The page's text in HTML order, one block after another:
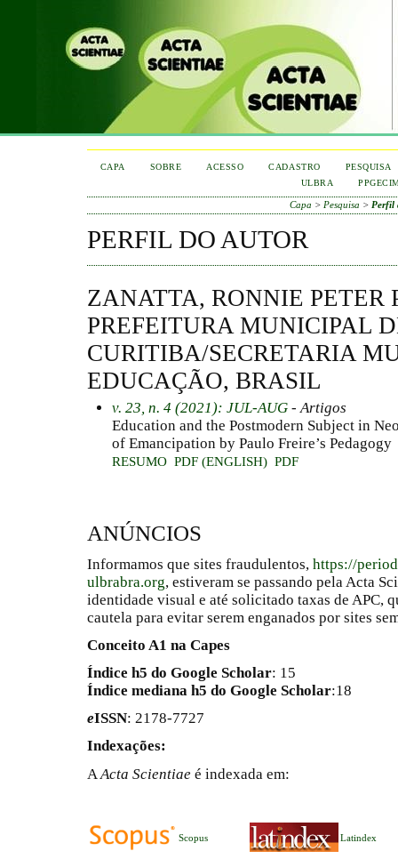
CAPA SOBRE ACESSO CADASTRO
PESQUISA
ULBRA
Capa > Pesquisa > Perfil
PERFIL DO AUTOR
ZANATTA, RONNIE PETER
PREFEITURA MUNICIPAL
CURITIBA/SECRETARIA
EDUCAÇÃO, BRASIL
v. 23, n. 4 (2021): JUL-AUG - Artigos
Education and the Postmodern Subject in
of Emancipation by Paulo Freire’s Pedagogy
RESUMO PDF (ENGLISH) PDF
ANÚNCIOS
Informamos que sites fraudulentos, https://
ulbrabra.org, estiveram se passando pela Acta
identidade visual e até solicitado taxas de APC,
cautela para evitar serem enganados por sites
Conceito A1 na Capes
Índice h5 do Google Scholar: 15
Índice mediana h5 do Google Scholar:18
eISSN: 2178-7727
Indexações:
A Acta Scientiae é indexada em:
Scopus Latindex